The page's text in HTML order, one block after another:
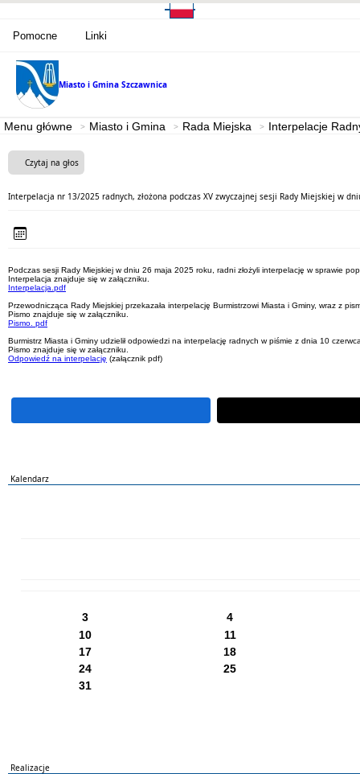
Pomocne Linki
Miasto i Gmina Szczawnica
Menu główne Miasto i Gmina Rada Miejska Interpelacje
Czytaj na głos
Interpelacja nr 13/2025 radnych, złożona podczas XV zwyczajnej sesji Rady Miejskiej w
Podczas sesji Rady Miejskiej w dniu 26 maja 2025 roku, radni złożyli interpelację w sprawie
Interpelacja znajduje się w załączniku.
Interpelacja.pdf
Przewodnicząca Rady Miejskiej przekazała interpelację Burmistrzowi Miasta i Gminy, wraz z
Pismo znajduje się w załączniku.
Pismo. pdf
Burmistrz Miasta i Gminy udzielił odpowiedzi na interpelację radnych w piśmie z dnia 10
Pismo znajduje się w załączniku.
Odpowiedź na interpelację (załącznik pdf)
Kalendarz
3
4
10
11
17
18
24
25
31
Realizacje